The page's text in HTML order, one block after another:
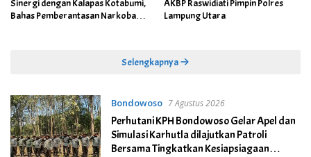
Sinergi dengan Kalapas Kotabumi,
Bahas Pemberantasan Narkoba
AKBP Raswidiati Pimpin Polres
Lampung Utara
Selengkapnya
Bondowoso 7 Agustus 2026
Perhutani KPH Bondowoso Gelar Apel dan
Simulasi Karhutla dilajutkan Patroli
Bersama Tingkatkan Kesiapsiagaan